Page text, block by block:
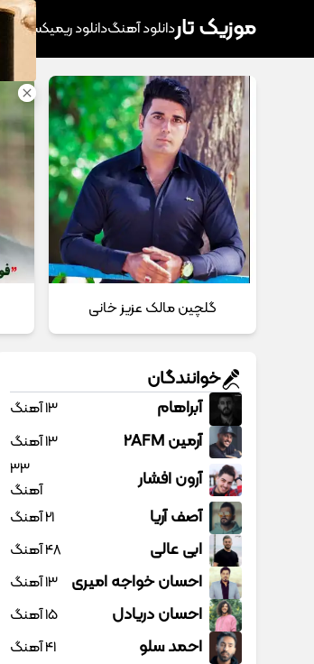
موزیک تاردانلود آهنگدانلود ریمیکس
گلچین مالک عزیز خانی
خوانندگان
آبراهام 13 آهنگ
آرمین 2AFM 13 آهنگ
آرون افشار
33
آهنگ
آصف آریا 21 آهنگ
ابی عالی 48 آهنگ
احسان خواجه امیری 13 آهنگ
احسان دریادل 15 آهنگ
احمد سلو 41 آهنگ